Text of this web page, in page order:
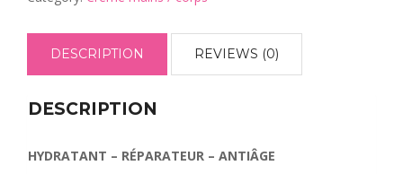
quantity
DESCRIPTION REVIEWS (0)
DESCRIPTION
HYDRATANT – RÉPARATEUR – ANTIÂGE